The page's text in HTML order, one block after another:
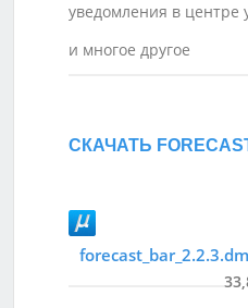
уведомления в центре
и многое другое
СКАЧАТЬ